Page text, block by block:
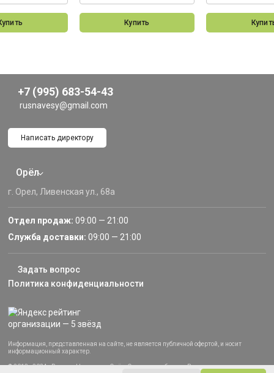
Купить
+7 (995) 683-54-43
rusnavesy@gmail.com
Написать директору
Орёл
г. Орел, Ливенская ул., 68а
Отдел продаж: 09:00 — 21:00
Служба доставки: 09:00 — 21:00
Задать вопрос
Политика конфиденциальности
Информация, представленная на сайте, не является публичной офертой, и носит
информационный характер.
© 2013–2024 «Русские Навесы» — Орёл, Орловская область. Все права защищены.